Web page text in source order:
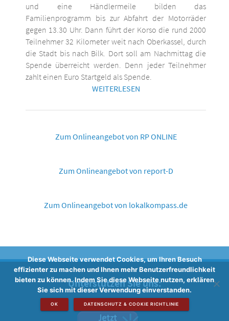
und eine Händlermeile bilden das
Familienprogramm bis zur Abfahrt der Motorräder
gegen 13.30 Uhr. Dann führt der Korso die rund 2000
Teilnehmer 32 Kilometer weit nach Oberkassel, durch
die Stadt bis nach Bilk. Dort soll am Nachmittag die
Spende überreicht werden. Denn jeder Teilnehmer
zahlt einen Euro Startgeld als Spende.
WEITERLESEN
Zum Onlineangebot von RP ONLINE
Zum Onlineangebot von report-D
Zum Onlineangebot von lokalkompass.de
Unterstützen Sie uns:
Diese Webseite verwendet Cookies, um Ihren Besuch
effizienter zu machen und Ihnen mehr Benutzerfreundlichkeit
bieten zu können. Indem Sie diese Webseite nutzen, erklären
Sie sich mit dieser Verwendung einverstanden.
OK DATENSCHUTZ & COOKIE RICHTLINIE